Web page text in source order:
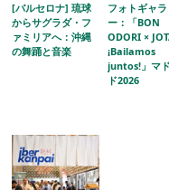
[バルセロナ] 琉球
からサグラダ・フ
ァミリアへ：沖縄
の舞踊と音楽
フォトギャラ
ー：「BON
ODORI ×
¡Bailamos
juntos!」マ
ド2026